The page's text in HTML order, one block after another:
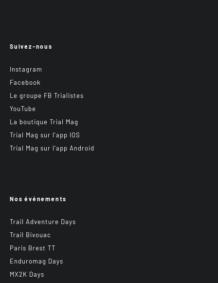
Suivez-nous
Instagram
Facebook
Le groupe FB Trialistes
YouTube
La boutique Trial Mag
Trial Mag sur l’app IOS
Trial Mag sur l’app Android
Nos événements
Trail Adventure Days
Trail Bivouac
Paris Brest TT
Enduromag Days
MX2K Days